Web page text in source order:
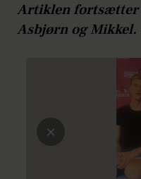
Artiklen fortsætter
Asbjørn og Mikkel.